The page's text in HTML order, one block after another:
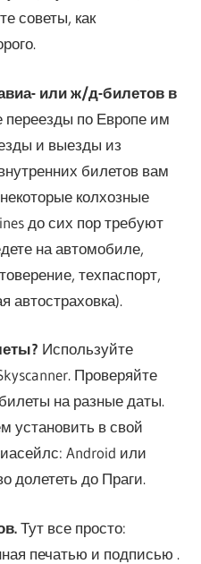
советы, как
или ж/д-билетов в
переезды по Европе им
и выезды из
билетов вам
колхозные
до сих пор требуют
на автомобиле,
техпаспорт,
автостраховка).
Используйте
Проверяйте
на разные даты.
установить в свой
Android или
долететь до Праги.
Тут все просто:
печатью и подписью .